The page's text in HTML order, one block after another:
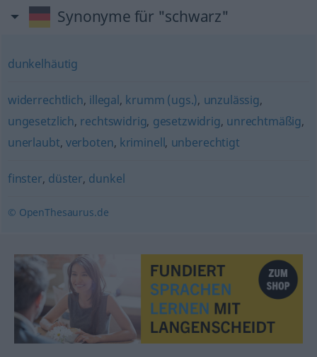
Synonyme für "schwarz"
dunkelhäutig
widerrechtlich, illegal, krumm (ugs.), unzulässig,
ungesetzlich, rechtswidrig, gesetzwidrig, unrechtmäßig,
unerlaubt, verboten, kriminell, unberechtigt
finster, düster, dunkel
© OpenThesaurus.de